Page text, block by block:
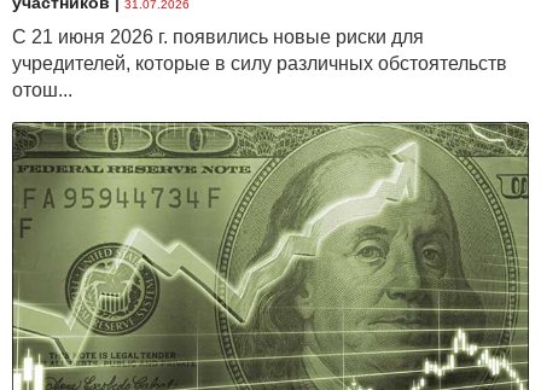
...
Стоимость услуг и порядок расчетов
...
Сроки оказания услуг
...
Права и обязанности сторон по договору
...
СПРАВОЧНО
СогласноНПАД № 97:
...
Подробнее читайте в статье.
31.07.2026
С 21 июня 2026 г. появились новые риски для
учредителей, которые в силу различных обстоятельств
отош...